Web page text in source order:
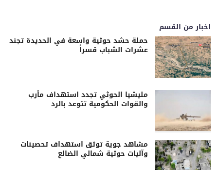
اخبار من القسم
حملة حشد حوثية واسعة في الحديدة تجند
عشرات الشباب قسراً
مليشيا الحوثي تجدد استهداف مأرب
والقوات الحكومية تتوعد بالرد
مشاهد جوية توثق استهداف تحصينات
وآليات حوثية شمالي الضالع